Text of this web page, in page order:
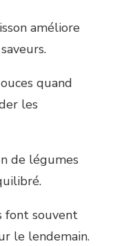
améliore
quand
les
de légumes
font souvent
le lendemain.